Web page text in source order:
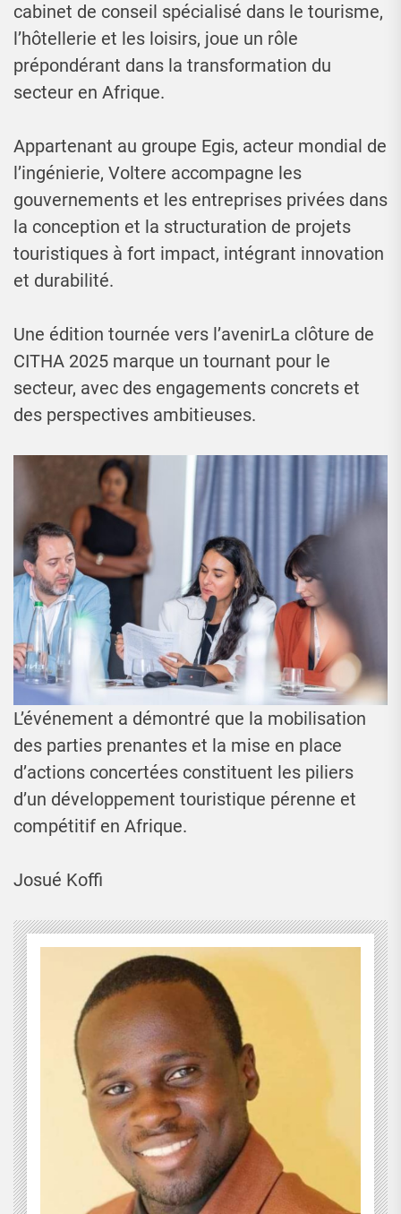
cabinet de conseil spécialisé dans le tourisme,
l’hôtellerie et les loisirs, joue un rôle
prépondérant dans la transformation du
secteur en Afrique.
Appartenant au groupe Egis, acteur mondial de
l’ingénierie, Voltere accompagne les
gouvernements et les entreprises privées dans
la conception et la structuration de projets
touristiques à fort impact, intégrant innovation
et durabilité.
Une édition tournée vers l’avenirLa clôture de
CITHA 2025 marque un tournant pour le
secteur, avec des engagements concrets et
des perspectives ambitieuses.
L’événement a démontré que la mobilisation
des parties prenantes et la mise en place
d’actions concertées constituent les piliers
d’un développement touristique pérenne et
compétitif en Afrique.
Josué Koffi